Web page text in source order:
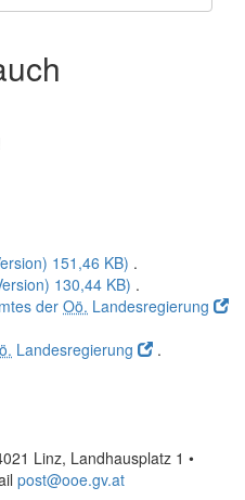
151,46 KB) .
130,44 KB) .
der Oö. Landesregierung
Landesregierung
.
Linz, Landhausplatz 1 •
post@ooe.gv.at